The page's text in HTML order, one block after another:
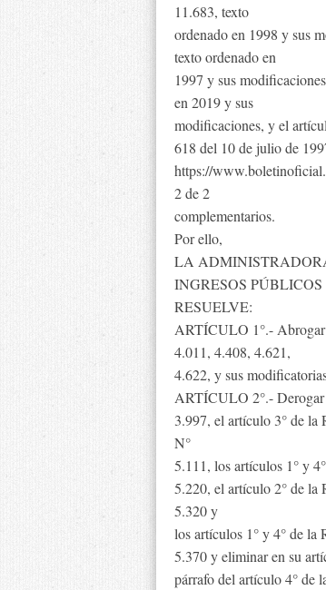
11.683, texto
ordenado en 1998 y sus
texto ordenado en
1997 y sus
en 2019 y sus
modificaciones, y el
618 del 10 de julio de
https://
2 de 2
complementarios.
Por ello,
LA
INGRESOS PÚBLICOS
RESUELVE:
ARTÍCULO 1°.- Abrogar
4.011, 4.408, 4.621,
4.622, y sus
ARTÍCULO 2°.- Derogar
3.997, el artículo 3° de la
N°
5.111, los artículos 1° y
5.220, el artículo 2° de la
5.320 y
los artículos 1° y 4° de la
5.370 y eliminar en su
párrafo del artículo 4° de